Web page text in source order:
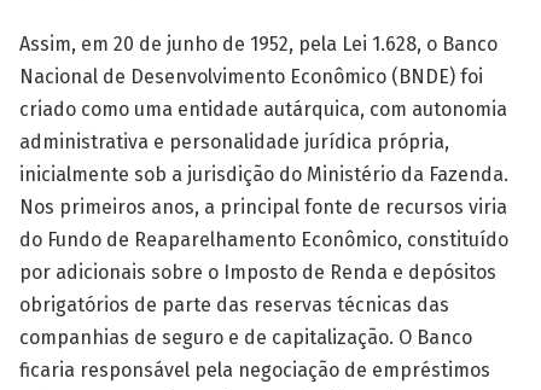
Assim, em 20 de junho de 1952, pela Lei 1.628, o Banco
Nacional de Desenvolvimento Econômico (BNDE) foi
criado como uma entidade autárquica, com autonomia
administrativa e personalidade jurídica própria,
inicialmente sob a jurisdição do Ministério da Fazenda.
Nos primeiros anos, a principal fonte de recursos viria
do Fundo de Reaparelhamento Econômico, constituído
por adicionais sobre o Imposto de Renda e depósitos
obrigatórios de parte das reservas técnicas das
companhias de seguro e de capitalização. O Banco
ficaria responsável pela negociação de empréstimos